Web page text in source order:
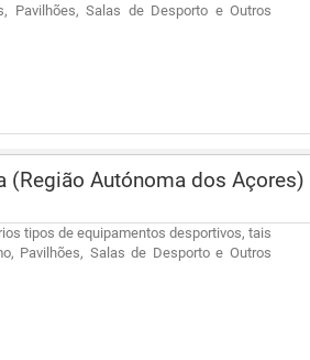
Pavilhões, Salas de Desporto e Outros
(Região Autónoma dos Açores)
tipos de equipamentos desportivos, tais
Pavilhões, Salas de Desporto e Outros